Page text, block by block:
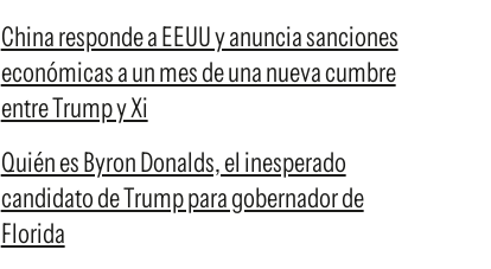
China responde a EEUU y anuncia sanciones
económicas a un mes de una nueva cumbre
entre Trump y Xi
Quién es Byron Donalds, el inesperado
candidato de Trump para gobernador de
Florida